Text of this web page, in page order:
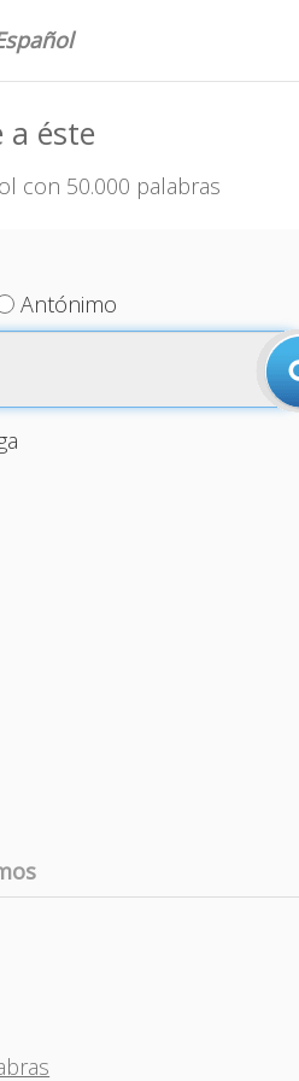
a éste
con 50.000 palabras
Antónimo